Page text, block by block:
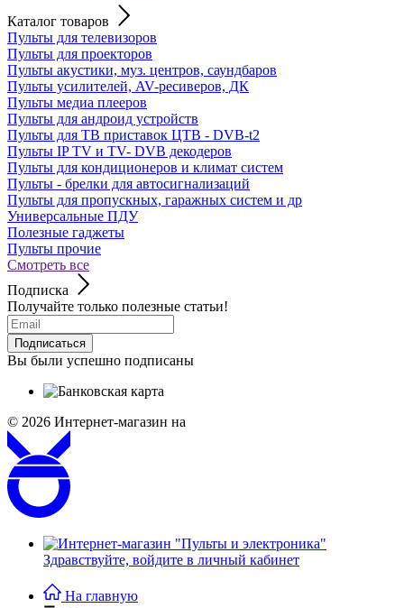
Каталог товаров
Пульты для телевизоров
Пульты для проекторов
Пульты акустики, муз. центров, саундбаров
Пульты усилителей, AV-ресиверов, ДК
Пульты медиа плееров
Пульты для андроид устройств
Пульты для ТВ приставок ЦТВ - DVB-t2
Пульты IP TV и TV- DVB декодеров
Пульты для кондиционеров и климат систем
Пульты - брелки для автосигнализаций
Пульты для пропускных, гаражных систем и др
Универсальные ПДУ
Полезные гаджеты
Пульты прочие
Смотреть все
Подписка
Получайте только полезные статьи!
Подписаться
Вы были успешно подписаны
© 2026 Интернет-магазин на
Здравствуйте, войдите в личный кабинет
На главную